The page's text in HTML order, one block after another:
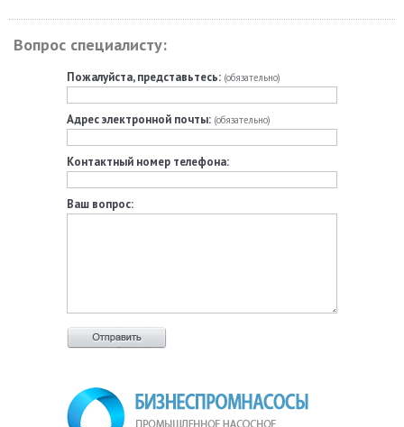
Вопрос специалисту:
Пожалуйста, представьтесь: (обязательно)
Адрес электронной почты: (обязательно)
Контактный номер телефона:
Ваш вопрос: